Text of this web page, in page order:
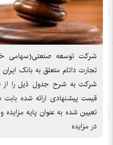
شرکت توسعه صنعتی(سهامی
تجارت داتام متعلق به بانک
شرکت به شرح جدول ذیل را از
قیمت پیشنهادی ارائه شده بابت
تعیین شده به عنوان پایه
در مزایده